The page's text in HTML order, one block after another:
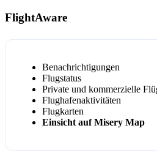
FlightAware
Benachrichtigungen
Flugstatus
Private und kommerzielle
Flughafenaktivitäten
Flugkarten
Einsicht auf Misery Map